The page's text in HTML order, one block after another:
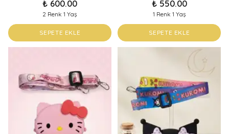
₺ 600.00
2 Renk 1 Yaş
SEPETE EKLE
₺ 550.00
1 Renk 1 Yaş
SEPETE EKLE